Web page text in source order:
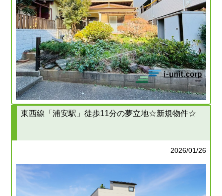
東西線「浦安駅」徒歩11分の夢立地☆新規物件☆
2026/01/26